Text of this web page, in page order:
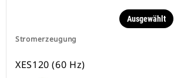
Stromerzeugung
Ausgewählt
XES120 (60 Hz)